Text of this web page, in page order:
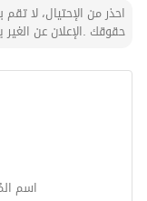
المنطقة بأجوائها
قيم في واحدة من
احذر من الإحتيال، لا
حقوقك .الإعلان عن
اسم